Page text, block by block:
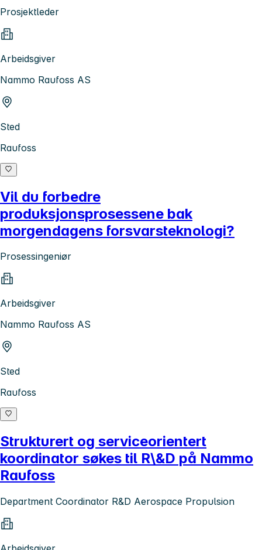
Prosjektleder
Arbeidsgiver
Nammo Raufoss AS
Sted
Raufoss
Vil du forbedre
produksjonsprosessene bak
morgendagens forsvarsteknologi?
Prosessingeniør
Arbeidsgiver
Nammo Raufoss AS
Sted
Raufoss
Strukturert og serviceorientert
koordinator søkes til R\&D på Nammo
Raufoss
Department Coordinator R&D Aerospace Propulsion